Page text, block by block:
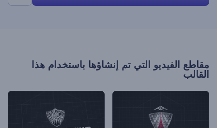
مقاطع الفيديو التي تم إنشاؤها باستخدام هذا
القالب